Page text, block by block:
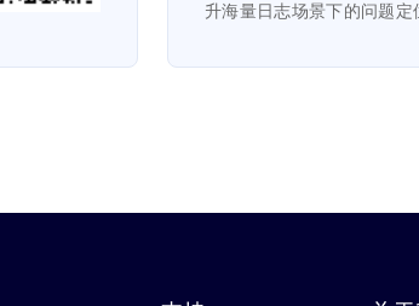
升海量日志场景下的问题定